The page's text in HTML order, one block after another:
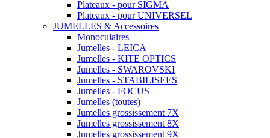
Plateaux - pour SIGMA
Plateaux - pour UNIVERSEL
JUMELLES & Accessoires
Monoculaires
Jumelles - LEICA
Jumelles - KITE OPTICS
Jumelles - SWAROVSKI
Jumelles - STABILISEES
Jumelles - FOCUS
Jumelles (toutes)
Jumelles grossissement 7X
Jumelles grossissement 8X
Jumelles grossissement 9X